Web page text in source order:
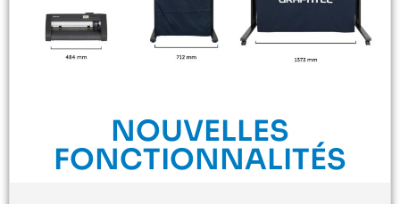
NOUVELLES
FONCTIONNALITÉS